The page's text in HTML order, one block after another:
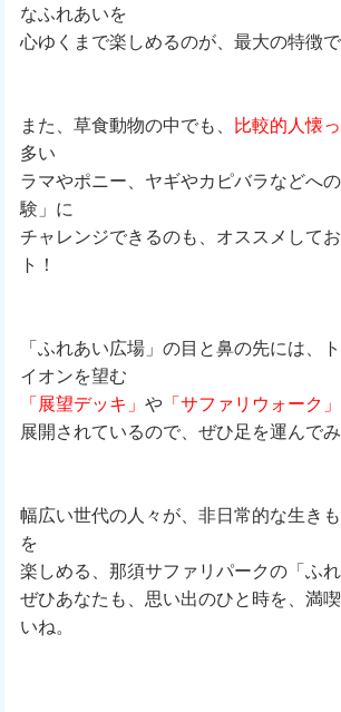
なふれあいを
心ゆくまで楽しめるのが、最大の特徴で
また、草食動物の中でも、 比較的人懐
多い
ラマやポニー、ヤギやカピバラなどへ
験」に
チャレンジできるのも、オススメして
ト！
「ふれあい広場」の目と鼻の先には、
イオンを望む
「展望デッキ」 や「サファリウォーク」
展開されているので、ぜひ足を運んでみ
幅広い世代の人々が、非日常的な生き
を
楽しめる、那須サファリパークの「ふ
ぜひあなたも、思い出のひと時を、満
いね。